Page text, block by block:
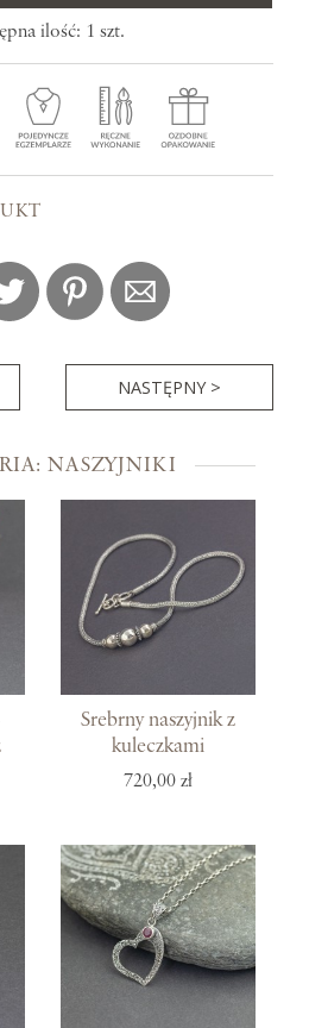
ilość: 1 szt.
NASTĘPNY >
NASZYJNIKI
Srebrny naszyjnik z
kuleczkami
720,00 zł